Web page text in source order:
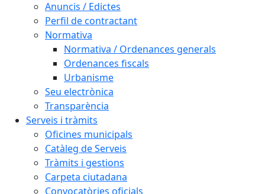
Anuncis / Edictes
Perfil de contractant
Normativa
Normativa / Ordenances generals
Ordenances fiscals
Urbanisme
Seu electrònica
Transparència
Serveis i tràmits
Oficines municipals
Catàleg de Serveis
Tràmits i gestions
Carpeta ciutadana
Convocatòries oficials